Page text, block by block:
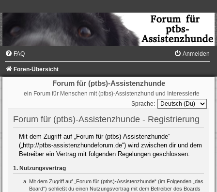
FAQ Anmelden
Foren-Übersicht
Forum für (ptbs)-Assistenzhunde
ein Forum für Menschen mit (ptbs)-Assistenzhund und Interessierte
Sprache:
Forum für (ptbs)-Assistenzhunde - Registrierung
Mit dem Zugriff auf „Forum für (ptbs)-Assistenzhunde“
(„http://ptbs-assistenzhundeforum.de“) wird zwischen dir und dem
Betreiber ein Vertrag mit folgenden Regelungen geschlossen:
1. Nutzungsvertrag
Mit dem Zugriff auf „Forum für (ptbs)-Assistenzhunde“ (im Folgenden „das
Board“) schließt du einen Nutzungsvertrag mit dem Betreiber des Boards